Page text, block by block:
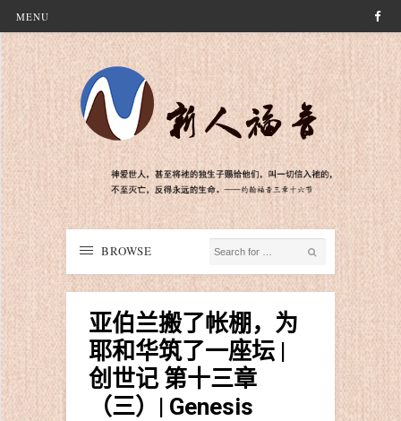
MENU
BROWSE
亚伯兰搬了帐棚，为
耶和华筑了一座坛 |
创世记 第十三章
（三）| Genesis